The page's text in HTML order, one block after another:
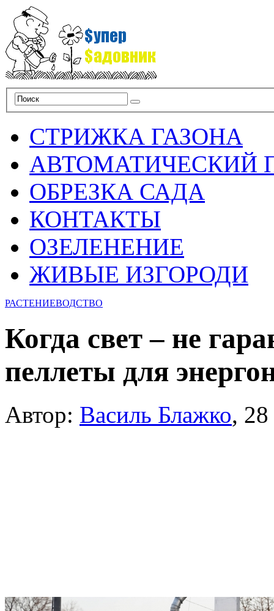
СТРИЖКА ГАЗОНА
АВТОМАТИЧЕСКИЙ
ОБРЕЗКА САДА
КОНТАКТЫ
ОЗЕЛЕНЕНИЕ
ЖИВЫЕ ИЗГОРОДИ
РАСТЕНИЕВОДСТВО
Когда свет – не
пеллеты для
Автор: Василь Блажко,